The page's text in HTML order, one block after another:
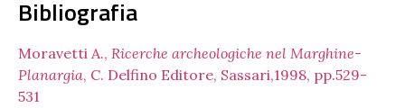
Bibliografia
Moravetti A., Ricerche archeologiche nel Marghine-
Planargia, C. Delfino Editore, Sassari,1998, pp.529-
531